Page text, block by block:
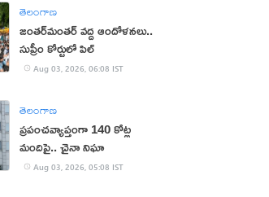
తెలంగాణ
జంతర్‌మంతర్‌ వద్ద ఆందోళనలు..
సుప్రీం కోర్టులో పిల్
Aug 03, 2026, 06:08 IST
తెలంగాణ
ప్రపంచవ్యాప్తంగా 140 కోట్ల
మందిపై.. చైనా నిఘా
Aug 03, 2026, 05:08 IST